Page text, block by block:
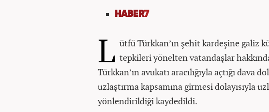
HABER7
L ütfü Türkkan’ın şehit kardeşine galiz
tepkileri yönelten vatandaşlar
Türkkan’ın avukatı aracılığıyla açtığı dava
uzlaştırma kapsamına girmesi dolayısıyla
yönlendirildiği kaydedildi.